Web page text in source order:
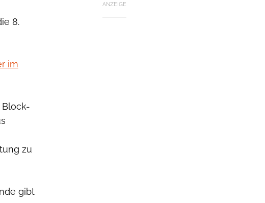
ANZEIGE
8.
im
Block-
zu
gibt